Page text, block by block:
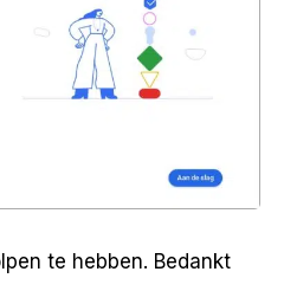
te hebben. Bedankt